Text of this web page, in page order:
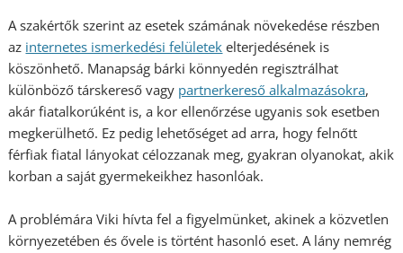
A szakértők szerint az esetek számának növekedése részben
az internetes ismerkedési felületek elterjedésének is
köszönhető. Manapság bárki könnyedén regisztrálhat
különböző társkereső vagy partnerkereső alkalmazásokra,
akár fiatalkorúként is, a kor ellenőrzése ugyanis sok esetben
megkerülhető. Ez pedig lehetőséget ad arra, hogy felnőtt
férfiak fiatal lányokat célozzanak meg, gyakran olyanokat, akik
korban a saját gyermekeikhez hasonlóak.
A problémára Viki hívta fel a figyelmünket, akinek a közvetlen
környezetében és ővele is történt hasonló eset. A lány nemrég